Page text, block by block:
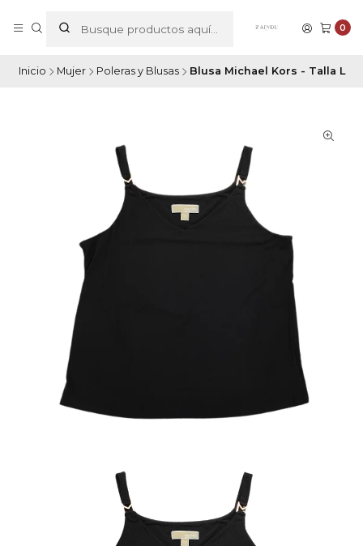
0
Inicio Mujer Poleras y Blusas Blusa Michael Kors - Talla L